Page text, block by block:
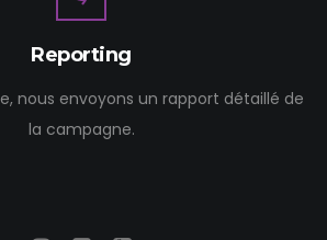
Reporting
nous envoyons un rapport détaillé de
la campagne.